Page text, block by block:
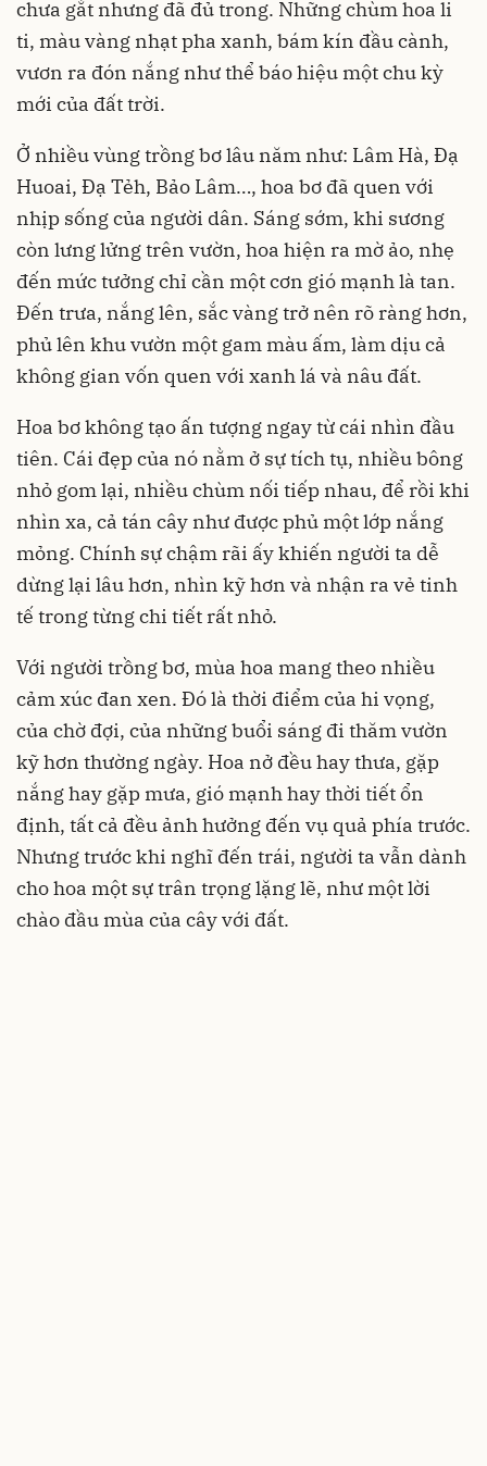
chưa gắt nhưng đã đủ trong. Những chùm hoa li
ti, màu vàng nhạt pha xanh, bám kín đầu cành,
vươn ra đón nắng như thể báo hiệu một chu kỳ
mới của đất trời.
Ở nhiều vùng trồng bơ lâu năm như: Lâm Hà, Đạ
Huoai, Đạ Tẻh, Bảo Lâm…, hoa bơ đã quen với
nhịp sống của người dân. Sáng sớm, khi sương
còn lưng lửng trên vườn, hoa hiện ra mờ ảo, nhẹ
đến mức tưởng chỉ cần một cơn gió mạnh là tan.
Đến trưa, nắng lên, sắc vàng trở nên rõ ràng hơn,
phủ lên khu vườn một gam màu ấm, làm dịu cả
không gian vốn quen với xanh lá và nâu đất.
Hoa bơ không tạo ấn tượng ngay từ cái nhìn đầu
tiên. Cái đẹp của nó nằm ở sự tích tụ, nhiều bông
nhỏ gom lại, nhiều chùm nối tiếp nhau, để rồi khi
nhìn xa, cả tán cây như được phủ một lớp nắng
mỏng. Chính sự chậm rãi ấy khiến người ta dễ
dừng lại lâu hơn, nhìn kỹ hơn và nhận ra vẻ tinh
tế trong từng chi tiết rất nhỏ.
Với người trồng bơ, mùa hoa mang theo nhiều
cảm xúc đan xen. Đó là thời điểm của hi vọng,
của chờ đợi, của những buổi sáng đi thăm vườn
kỹ hơn thường ngày. Hoa nở đều hay thưa, gặp
nắng hay gặp mưa, gió mạnh hay thời tiết ổn
định, tất cả đều ảnh hưởng đến vụ quả phía trước.
Nhưng trước khi nghĩ đến trái, người ta vẫn dành
cho hoa một sự trân trọng lặng lẽ, như một lời
chào đầu mùa của cây với đất.